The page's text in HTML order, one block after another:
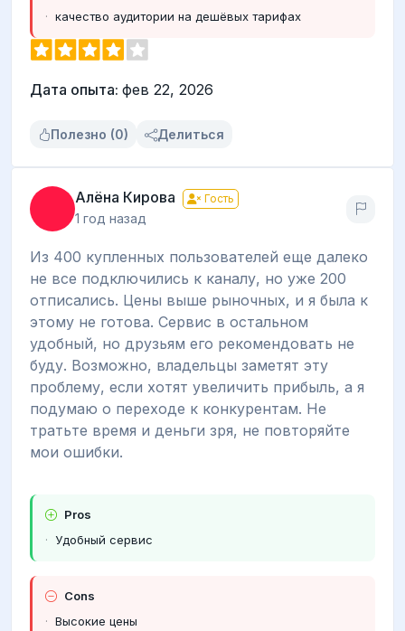
качество аудитории на дешёвых тарифах
Дата опыта: фев 22, 2026
Полезно (0) Делиться
Алёна Кирова Гость
1 год назад
Из 400 купленных пользователей еще далеко
не все подключились к каналу, но уже 200
отписались. Цены выше рыночных, и я была к
этому не готова. Сервис в остальном
удобный, но друзьям его рекомендовать не
буду. Возможно, владельцы заметят эту
проблему, если хотят увеличить прибыль, а я
подумаю о переходе к конкурентам. Не
тратьте время и деньги зря, не повторяйте
мои ошибки.
Pros
Удобный сервис
Cons
Высокие цены